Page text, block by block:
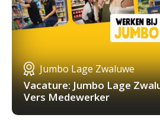
Jumbo Lage Zwaluwe
Vacature: Jumbo Lage
Vers Medewerker